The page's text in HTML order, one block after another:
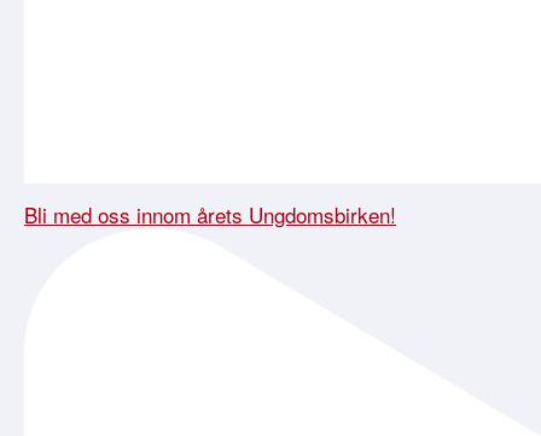
Bli med oss innom årets Ungdomsbirken!